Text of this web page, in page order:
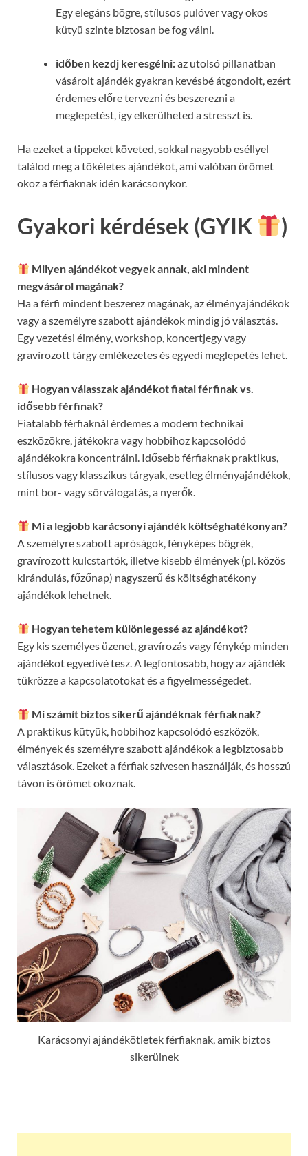
Egy elegáns bögre, stílusos pulóver vagy okos
kütyü szinte biztosan be fog válni.
időben kezdj keresgélni:az utolsó pillanatban
vásárolt ajándék gyakran kevésbé átgondolt, ezért
érdemes előre tervezni és beszerezni a
meglepetést, így elkerülheted a stresszt is.
Ha ezeket a tippeket követed, sokkal nagyobb eséllyel
találod meg a tökéletes ajándékot, ami valóban örömet
okoz a férfiaknak idén karácsonykor.
Gyakori kérdések (GYIK )
Milyen ajándékot vegyek annak, aki mindent
megvásárol magának?
Ha a férfi mindent beszerez magának, az élményajándékok
vagy a személyre szabott ajándékok mindig jó választás.
Egy vezetési élmény, workshop, koncertjegy vagy
gravírozott tárgy emlékezetes és egyedi meglepetés lehet.
Hogyan válasszak ajándékot fiatal férfinak vs.
idősebb férfinak?
Fiatalabb férfiaknál érdemes a modern technikai
eszközökre, játékokra vagy hobbihoz kapcsolódó
ajándékokra koncentrálni. Idősebb férfiaknak praktikus,
stílusos vagy klasszikus tárgyak, esetleg élményajándékok,
mint bor- vagy sörválogatás, a nyerők.
Mi a legjobb karácsonyi ajándék költséghatékonyan?
A személyre szabott apróságok, fényképes bögrék,
gravírozott kulcstartók, illetve kisebb élmények (pl. közös
kirándulás, főzőnap) nagyszerű és költséghatékony
ajándékok lehetnek.
Hogyan tehetem különlegessé az ajándékot?
Egy kis személyes üzenet, gravírozás vagy fénykép minden
ajándékot egyedivé tesz. A legfontosabb, hogy az ajándék
tükrözze a kapcsolatotokat és a figyelmességedet.
Mi számít biztos sikerű ajándéknak férfiaknak?
A praktikus kütyük, hobbihoz kapcsolódó eszközök,
élmények és személyre szabott ajándékok a legbiztosabb
választások. Ezeket a férfiak szívesen használják, és hosszú
távon is örömet okoznak.
Karácsonyi ajándékötletek férfiaknak, amik biztos
sikerülnek